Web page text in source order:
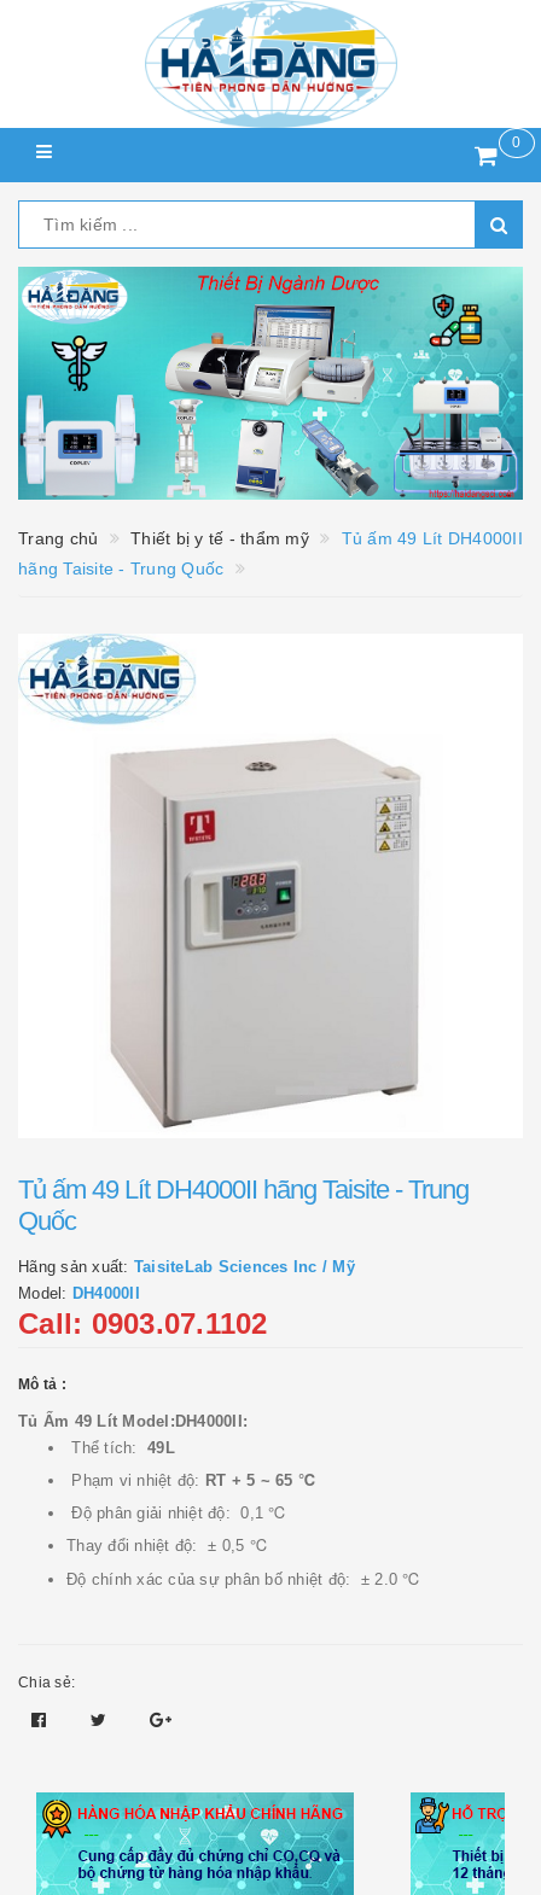
0
Trang chủ Thiết bị y tế - thẩm mỹ
Tủ ấm 49 Lít DH4000II
hãng Taisite - Trung Quốc
Tủ ấm 49 Lít DH4000II hãng Taisite - Trung
Quốc
Hãng sản xuất: TaisiteLab Sciences Inc / Mỹ
Model: DH4000II
Call: 0903.07.1102
Mô tả :
Tủ Ấm 49 Lít Model:DH4000II:
Thể tích:
49L
Phạm vi nhiệt độ: RT + 5 ~ 65 ℃
Độ phân giải nhiệt độ: 0,1 ℃
Thay đổi nhiệt độ: ± 0,5 ℃
Độ chính xác của sự phân bố nhiệt độ: ± 2.0 ℃
Chia sẻ: